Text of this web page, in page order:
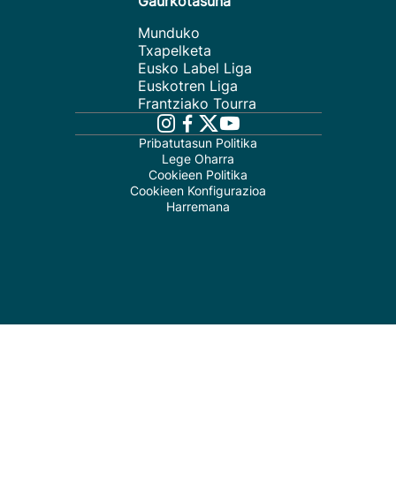
Munduko
Txapelketa
Eusko Label Liga
Euskotren Liga
Frantziako Tourra
Pribatutasun Politika
Lege Oharra
Cookieen Politika
Cookieen Konfigurazioa
Harremana